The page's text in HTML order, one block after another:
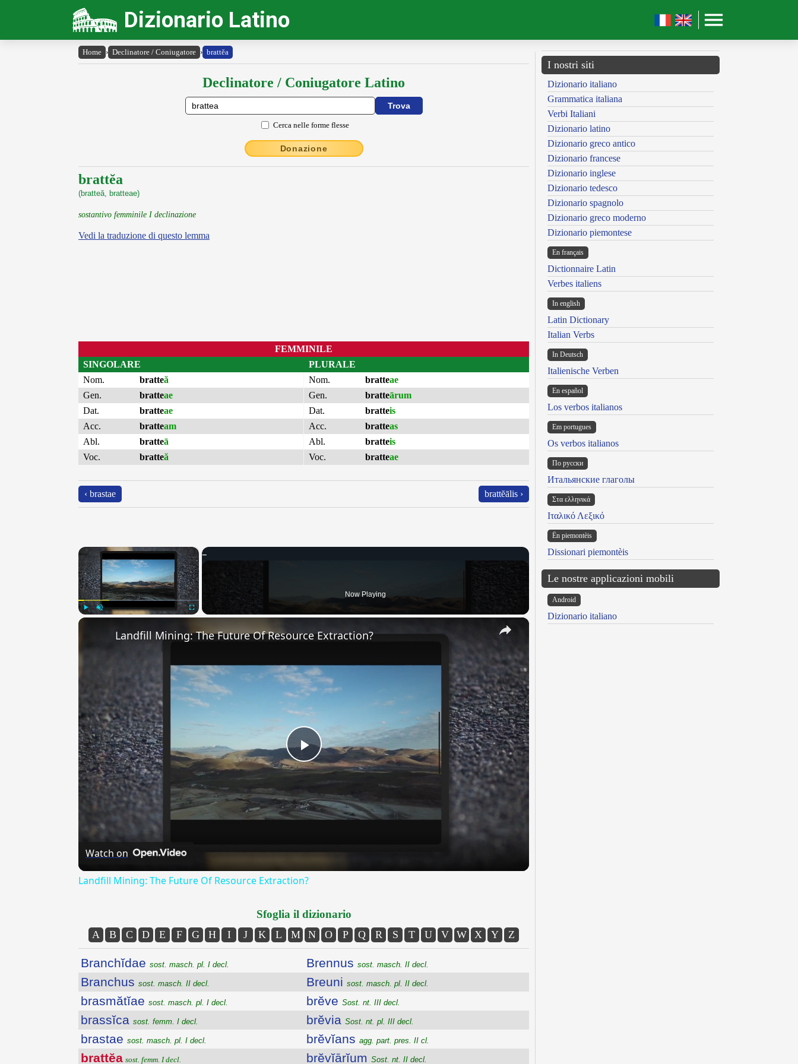
Dizionario Latino
Home › Declinatore / Coniugatore › brattĕa
Declinatore / Coniugatore Latino
Cerca nelle forme flesse
Donazione
brattĕa
(bratteă, bratteae)
sostantivo femminile I declinazione
Vedi la traduzione di questo lemma
FEMMINILE
SINGOLARE
Nom.
bratteă
Gen.
bratteae
Dat.
bratteae
Acc.
bratteam
Abl.
bratteā
Voc.
bratteă
PLURALE
Nom.
bratteae
Gen.
bratteārum
Dat.
bratteis
Acc.
bratteas
Abl.
bratteis
Voc.
bratteae
‹ brastae brattĕālis ›
×
Now Playing
×
Play
Video
Landfill Mining: The Future Of Resource Extraction?
Watch on
Landfill Mining: The Future Of Resource Extraction?
Sfoglia il dizionario
A B C D E F G H I J K L M N O P Q R S T U V W X Y Z
Branchĭdae sost. masch. pl. I decl.
Branchus sost. masch. II decl.
brasmătĭae sost. masch. pl. I decl.
brassĭca sost. femm. I decl.
brastae sost. masch. pl. I decl.
brattĕa sost. femm. I decl.
Brennus sost. masch. II decl.
Breuni sost. masch. pl. II decl.
brĕve Sost. nt. III decl.
brĕvia Sost. nt. pl. III decl.
brĕvĭans agg. part. pres. II cl.
brĕvĭārĭum Sost. nt. II decl.
I nostri siti
Dizionario italiano
Grammatica italiana
Verbi Italiani
Dizionario latino
Dizionario greco antico
Dizionario francese
Dizionario inglese
Dizionario tedesco
Dizionario spagnolo
Dizionario greco moderno
Dizionario piemontese
En français
Dictionnaire Latin
Verbes italiens
In english
Latin Dictionary
Italian Verbs
In Deutsch
Italienische Verben
En español
Los verbos italianos
Em portugues
Os verbos italianos
По русски
Итальянские глаголы
Στα ελληνικά
Ιταλικό Λεξικό
Ën piemontèis
Dissionari piemontèis
Le nostre applicazioni mobili
Android
Dizionario italiano